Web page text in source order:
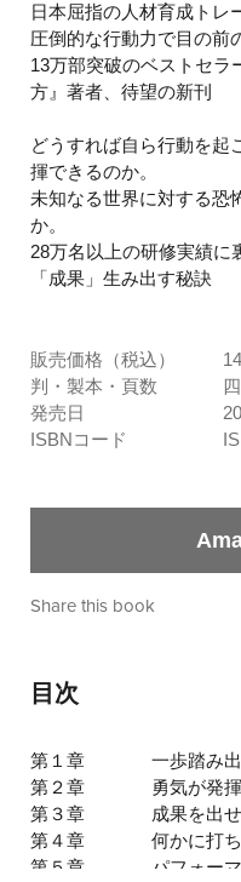
日本屈指の人材育成トレ
圧倒的な行動力で目の前
13万部突破のベストセラ
方』著者、待望の新刊
どうすれば自ら行動を起
揮できるのか。
未知なる世界に対する恐
か。
28万名以上の研修実績に
「成果」生み出す秘訣
販売価格（税込）
判・製本・頁数
発売日
ISBNコード
Share this book
目次
第１章
一歩踏み
第２章
勇気が発
第３章
成果を出
第４章
何かに打
第５章
パフォー